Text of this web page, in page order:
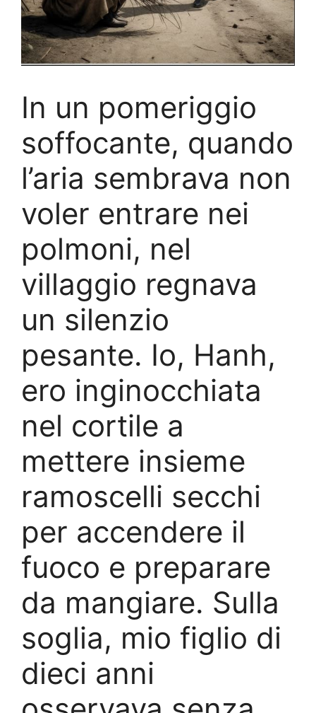
In un pomeriggio
soffocante, quando
l’aria sembrava non
voler entrare nei
polmoni, nel
villaggio regnava
un silenzio
pesante. Io, Hanh,
ero inginocchiata
nel cortile a
mettere insieme
ramoscelli secchi
per accendere il
fuoco e preparare
da mangiare. Sulla
soglia, mio figlio di
dieci anni